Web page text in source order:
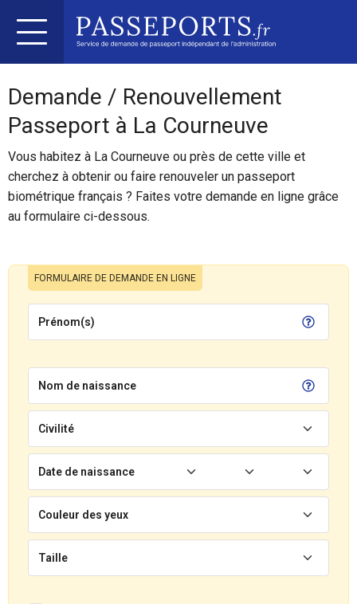
Demande / Renouvellement
Passeport à La Courneuve
Vous habitez à La Courneuve ou près de cette ville et
cherchez à obtenir ou faire renouveler un passeport
biométrique français ? Faites votre demande en ligne grâce
au formulaire ci-dessous.
FORMULAIRE DE DEMANDE EN LIGNE
Prénom(s)
Nom de naissance
Civilité
Date de naissance
Couleur des yeux
Taille